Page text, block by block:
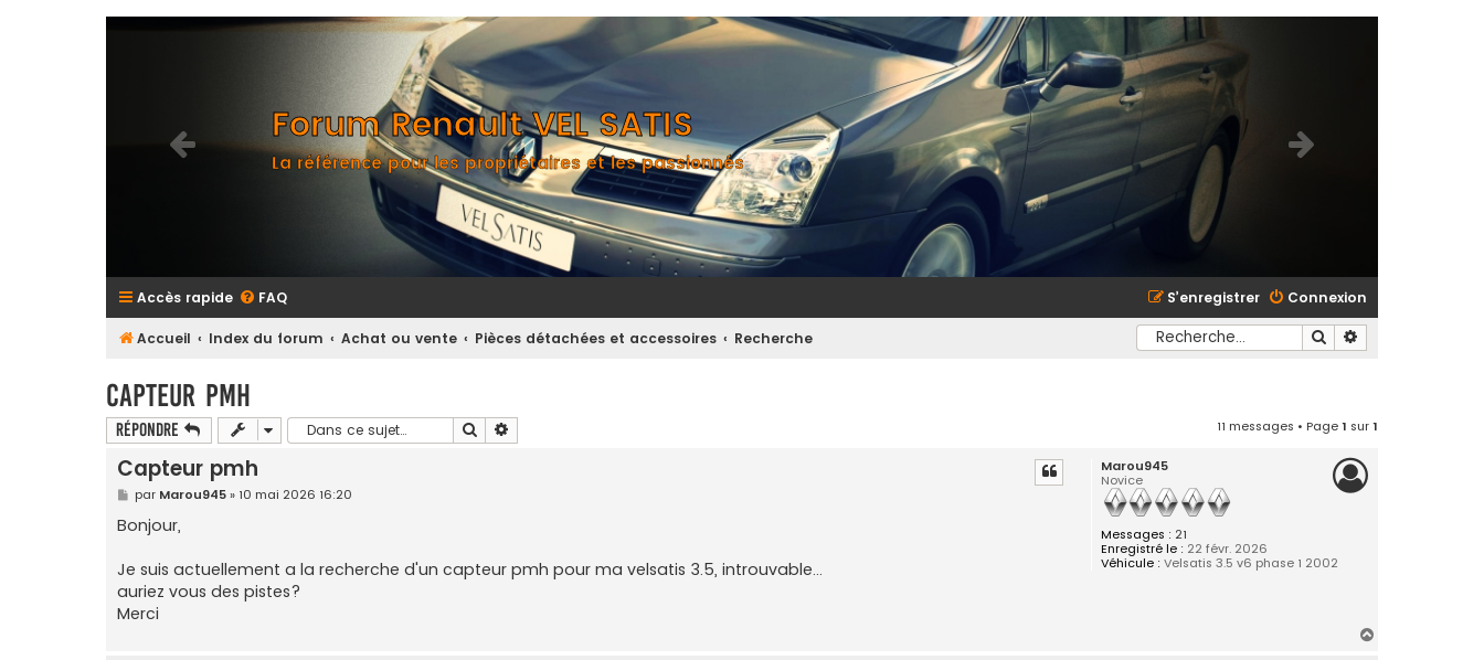
Forum Renault VEL SATIS
La référence pour les propriétaires et les passionnés
Accès rapide FAQ Connexion
S’enregistrer
Accueil Index du forum Achat ou vente Pièces détachées et accessoires Recherche Rechercher
Capteur pmh
Répondre Rechercher 11 messages • Page1 sur1
Marou945
Novice
Messages : 21
Enregistré le : 22 févr. 2026
Véhicule : Velsatis 3.5 v6 phase 1 2002
Capteur pmh
M
e
s
s
g
e
par Marou945» 10 mai 2026 16:20
Bonjour,
Je suis actuellement a la recherche d'un capteur pmh pour ma velsatis 3.5, introuvable...
auriez vous des pistes?
Merci